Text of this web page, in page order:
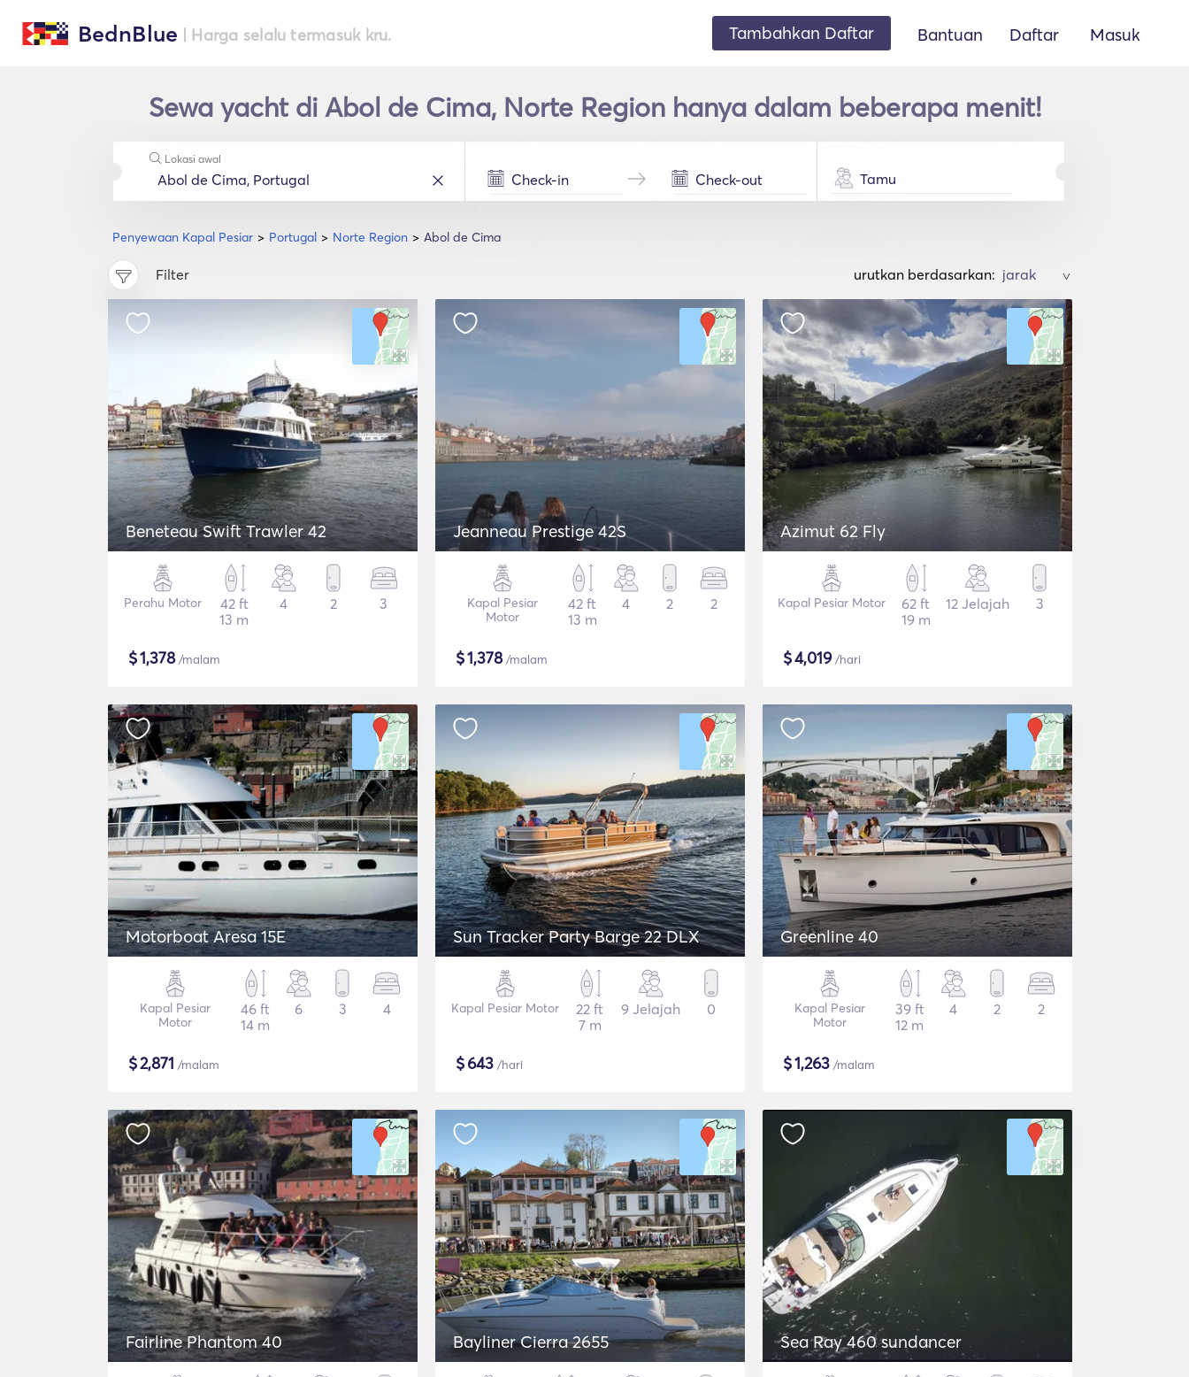
BednBlue | Harga selalu termasuk kru. Tambahkan Daftar Bantuan Daftar Masuk
Sewa yacht di Abol de Cima, Norte Region hanya dalam beberapa menit!
Penyewaan Kapal Pesiar Portugal Norte Region Abol de Cima
Lokasi awal
Tamu
Filter urutkan berdasarkan: >
Beneteau Swift Trawler 42
Perahu Motor
42 ft
13 m
4 2 3
$1,378/malam
Jeanneau Prestige 42S
Kapal Pesiar
Motor
42 ft
13 m
4 2 2
$1,378/malam
Azimut 62 Fly
Kapal Pesiar Motor
62 ft
19 m
12 Jelajah 3
$4,019/hari
Motorboat Aresa 15E
Kapal Pesiar
Motor
46 ft
14 m
6 3 4
$2,871 /malam
Sun Tracker Party Barge 22 DLX
Kapal Pesiar Motor
22 ft
7 m
9 Jelajah 0
$643 /hari
Greenline 40
Kapal Pesiar
Motor
39 ft
12 m
4 2 2
$1,263 /malam
Fairline Phantom 40 Bayliner Cierra 2655 Sea Ray 460 sundancer